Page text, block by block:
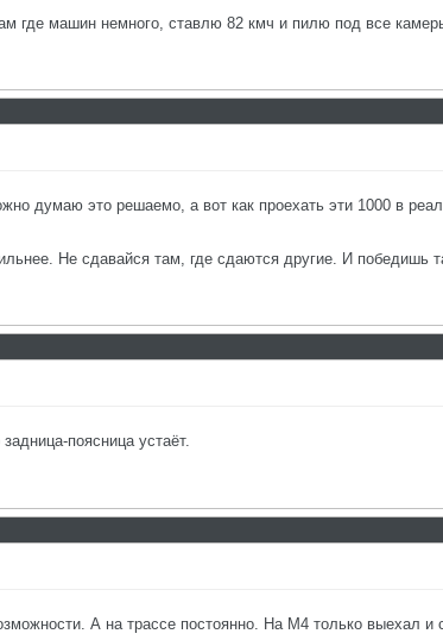
где машин немного, ставлю 82 кмч и пилю под все
думаю это решаемо, а вот как проехать эти 1000 в
Не сдавайся там, где сдаются другие. И победишь
поясница устаёт.
А на трассе постоянно. На М4 только выехал